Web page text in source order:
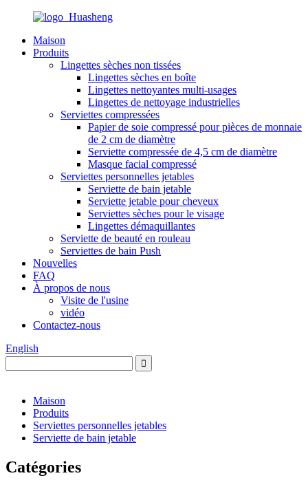
Maison
Produits
Lingettes sèches non tissées
Lingettes sèches en boîte
Lingettes nettoyantes multi-usages
Lingettes de nettoyage industrielles
Serviettes compressées
Papier de soie compressé pour pièces de monnaie
de 2 cm de diamètre
Serviette compressée de 4,5 cm de diamètre
Masque facial compressé
Serviettes personnelles jetables
Serviette de bain jetable
Serviette jetable pour cheveux
Serviettes sèches pour le visage
Lingettes démaquillantes
Serviette de beauté en rouleau
Serviettes de bain Push
Nouvelles
FAQ
À propos de nous
Visite de l'usine
vidéo
Contactez-nous
English
Maison
Produits
Serviettes personnelles jetables
Serviette de bain jetable
Catégories